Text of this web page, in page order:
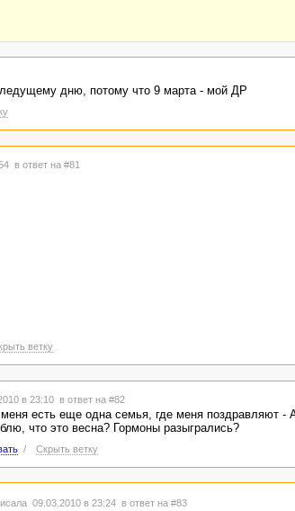
дню, потому что 9 марта - мой ДР
в ответ на #81
ветку
в 23:10 в ответ на #82
есть еще одна семья, где меня поздравляют -
что это весна? Гормоны разыгрались?
/ Скрыть ветку
09.03.2010 в 23:24 в ответ на #83